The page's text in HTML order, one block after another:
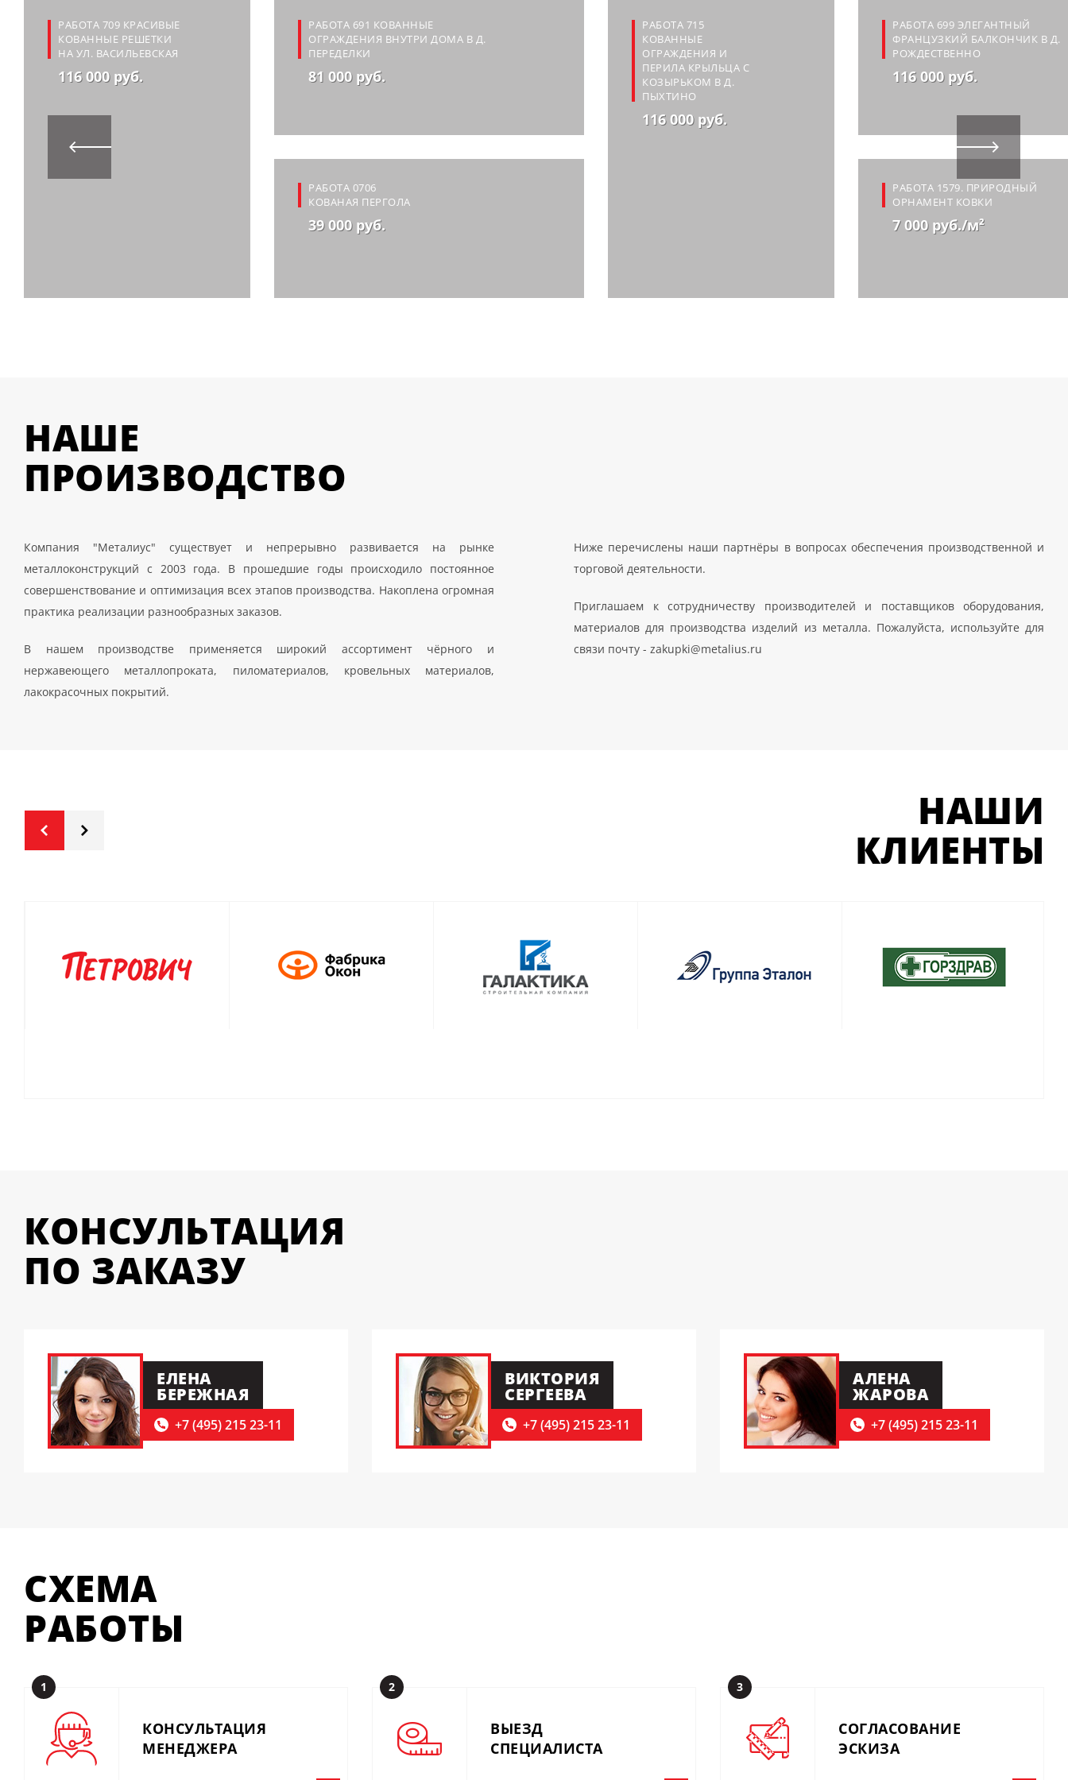
РАБОТА 709 КРАСИВЫЕ
КОВАННЫЕ РЕШЕТКИ
НА УЛ. ВАСИЛЬЕВСКАЯ
116 000 руб.
РАБОТА 691 КОВАННЫЕ
ОГРАЖДЕНИЯ ВНУТРИ ДОМА В Д.
ПЕРЕДЕЛКИ
81 000 руб.
РАБОТА 0706
КОВАНАЯ ПЕРГОЛА
39 000 руб.
РАБОТА 715
КОВАННЫЕ
ОГРАЖДЕНИЯ И
ПЕРИЛА КРЫЛЬЦА С
КОЗЫРЬКОМ В Д.
ПЫХТИНО
116 000 руб.
РАБОТА 699 ЭЛЕГАНТНЫЙ
ФРАНЦУЗКИЙ БАЛКОНЧИК В Д.
РОЖДЕСТВЕННО
116 000 руб.
РАБОТА 1579. ПРИРОДНЫЙ
ОРНАМЕНТ КОВКИ
7 000 руб./м²
НАШЕ
ПРОИЗВОДСТВО
Компания "Металиус" существует и непрерывно развивается на рынке
металлоконструкций с 2003 года. В прошедшие годы происходило постоянное
совершенствование и оптимизация всех этапов производства. Накоплена огромная
практика реализации разнообразных заказов.
В нашем производстве применяется широкий ассортимент чёрного и
нержавеющего металлопроката, пиломатериалов, кровельных материалов,
лакокрасочных покрытий.
Ниже перечислены наши партнёры в вопросах обеспечения производственной и
торговой деятельности.
Приглашаем к сотрудничеству производителей и поставщиков оборудования,
материалов для производства изделий из металла. Пожалуйста, используйте для
связи почту - zakupki@metalius.ru
НАШИ
КЛИЕНТЫ
КОНСУЛЬТАЦИЯ
ПО ЗАКАЗУ
ЕЛЕНА
БЕРЕЖНАЯ
+7 (495) 215 23-11
ВИКТОРИЯ
СЕРГЕЕВА
+7 (495) 215 23-11
АЛЕНА
ЖАРОВА
+7 (495) 215 23-11
СХЕМА
РАБОТЫ
1
КОНСУЛЬТАЦИЯ
МЕНЕДЖЕРА
2
ВЫЕЗД
СПЕЦИАЛИСТА
3
СОГЛАСОВАНИЕ
ЭСКИЗА